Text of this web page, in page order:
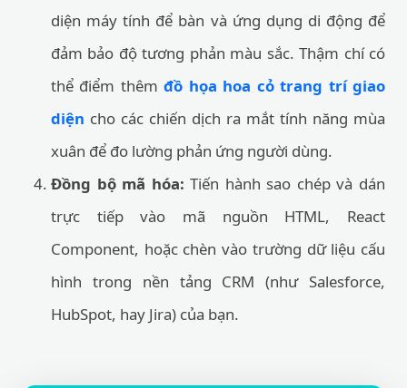
diện máy tính để bàn và ứng dụng di động để
đảm bảo độ tương phản màu sắc. Thậm chí có
thể điểm thêmđồ họa hoa cỏ trang trí giao
diện cho các chiến dịch ra mắt tính năng mùa
xuân để đo lường phản ứng người dùng.
Đồng bộ mã hóa: Tiến hành sao chép và dán
trực tiếp vào mã nguồn HTML, React
Component, hoặc chèn vào trường dữ liệu cấu
hình trong nền tảng CRM (như Salesforce,
HubSpot, hay Jira) của bạn.